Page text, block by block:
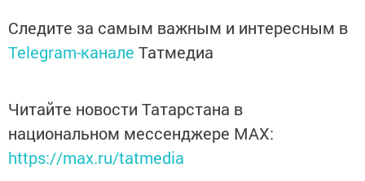
Следите за самым важным и интересным в
Telegram-канале Татмедиа
Читайте новости Татарстана в
национальном мессенджере MАХ:
https://max.ru/tatmedia